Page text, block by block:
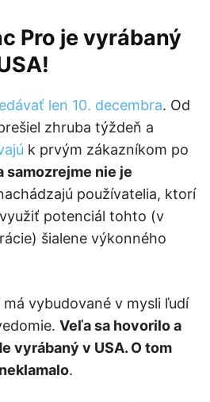
Pro je vyrábaný
len 10. decembra. Od
zhruba týždeň a
k prvým zákazníkom po
samozrejme nie je
používatelia, ktorí
potenciál tohto (v
šialene výkonného
vybudované v mysli ľudí
Veľa sa hovorilo a
vyrábaný v USA. O tom
.